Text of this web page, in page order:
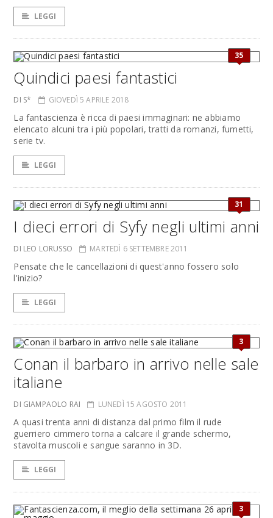
LEGGI
35
Quindici paesi fantastici
DI S* GIOVEDÌ 5 APRILE 2018
La fantascienza è ricca di paesi immaginari: ne abbiamo
elencato alcuni tra i più popolari, tratti da romanzi, fumetti,
serie tv.
LEGGI
31
I dieci errori di Syfy negli ultimi anni
DI LEO LORUSSO MARTEDÌ 6 SETTEMBRE 2011
Pensate che le cancellazioni di quest'anno fossero solo
l'inizio?
LEGGI
3
Conan il barbaro in arrivo nelle sale
italiane
DI GIAMPAOLO RAI LUNEDÌ 15 AGOSTO 2011
A quasi trenta anni di distanza dal primo film il rude
guerriero cimmero torna a calcare il grande schermo,
stavolta muscoli e sangue saranno in 3D.
LEGGI
3